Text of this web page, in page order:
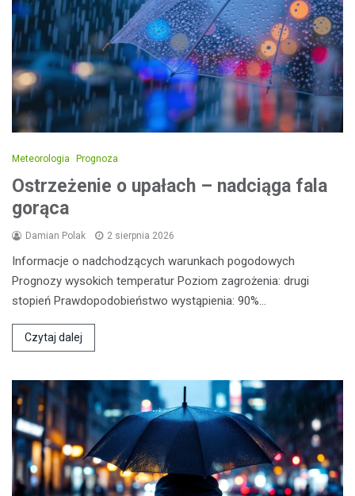
Meteorologia Prognoza
Ostrzeżenie o upałach – nadciąga fala
gorąca
Damian Polak 2 sierpnia 2026
Informacje o nadchodzących warunkach pogodowych
Prognozy wysokich temperatur Poziom zagrożenia: drugi
stopień Prawdopodobieństwo wystąpienia: 90%…
Czytaj dalej